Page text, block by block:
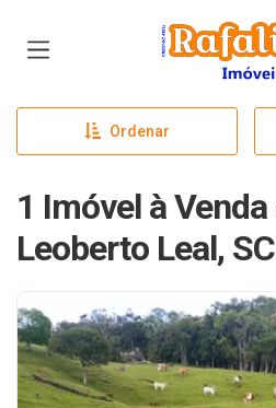
Página
Ordenar
1 Imóvel à
Leoberto Leal, SC